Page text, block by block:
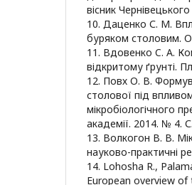
вісник
10. Даценко С. М.
буряком столовим.
11. Вдовенко C. A.
відкритому ґрунті.
12. Повх О. В.
столової під
мікробіологічного
академії. 2014. № 4.
13. Волкогон В. В.
науково-практичні
14. Lohosha R.,
European overview